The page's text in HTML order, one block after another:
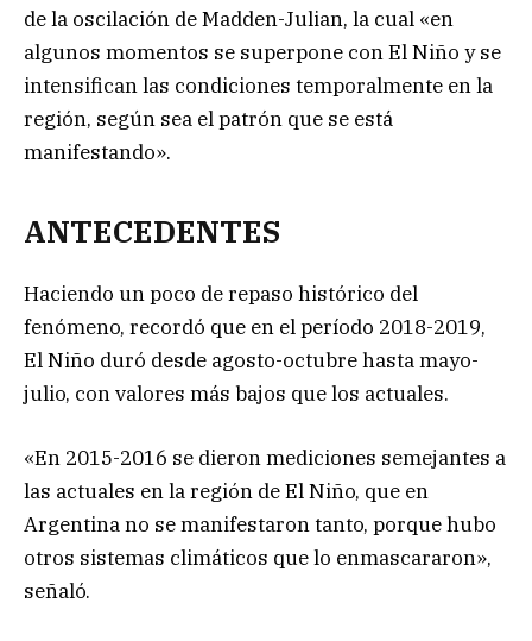
de la oscilación de Madden-Julian, la cual «en
algunos momentos se superpone con El Niño y se
intensifican las condiciones temporalmente en la
región, según sea el patrón que se está
manifestando».
ANTECEDENTES
Haciendo un poco de repaso histórico del
fenómeno, recordó que en el período 2018-2019,
El Niño duró desde agosto-octubre hasta mayo-
julio, con valores más bajos que los actuales.
«En 2015-2016 se dieron mediciones semejantes a
las actuales en la región de El Niño, que en
Argentina no se manifestaron tanto, porque hubo
otros sistemas climáticos que lo enmascararon»,
señaló.